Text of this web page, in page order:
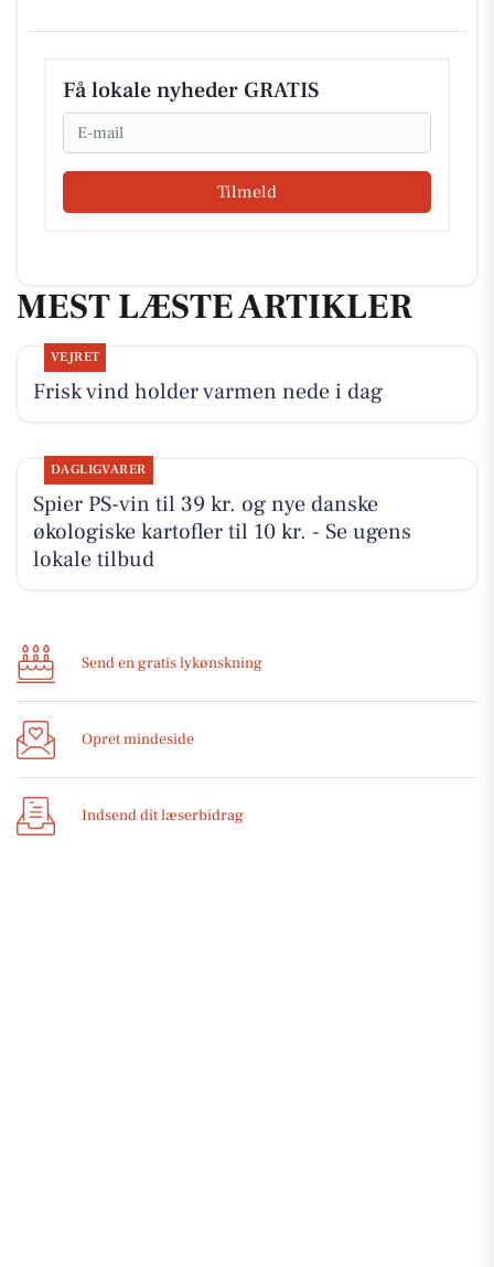
Få lokale nyheder GRATIS
Email
Tilmeld
MEST LÆSTE ARTIKLER
VEJRET
Frisk vind holder varmen nede i dag
DAGLIGVARER
Spier PS-vin til 39 kr. og nye danske
økologiske kartofler til 10 kr. - Se ugens
lokale tilbud
Send en gratis lykønskning
Opret mindeside
Indsend dit læserbidrag